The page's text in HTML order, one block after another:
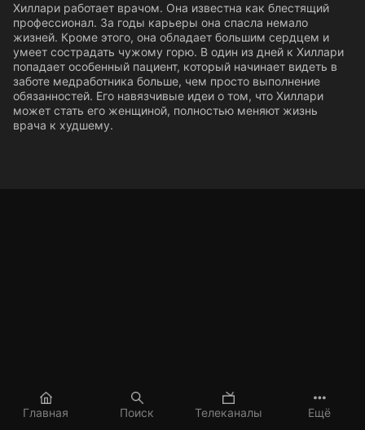
Главная Поиск Телеканалы Ещё
Хиллари работает врачом. Она известна как блестящий
профессионал. За годы карьеры она спасла немало
жизней. Кроме этого, она обладает большим сердцем и
умеет сострадать чужому горю. В один из дней к Хиллари
попадает особенный пациент, который начинает видеть в
заботе медработника больше, чем просто выполнение
обязанностей. Его навязчивые идеи о том, что Хиллари
может стать его женщиной, полностью меняют жизнь
врача к худшему.